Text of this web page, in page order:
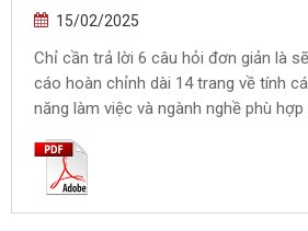
15/02/2025
Chỉ cần trả lời 6 câu hỏi đơn giản là
cáo hoàn chỉnh dài 14 trang về tính
năng làm việc và ngành nghề phù hợp